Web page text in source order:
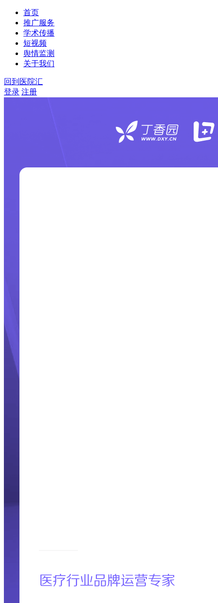
首页
推广服务
学术传播
短视频
舆情监测
关于我们
回到医院汇
登录 注册